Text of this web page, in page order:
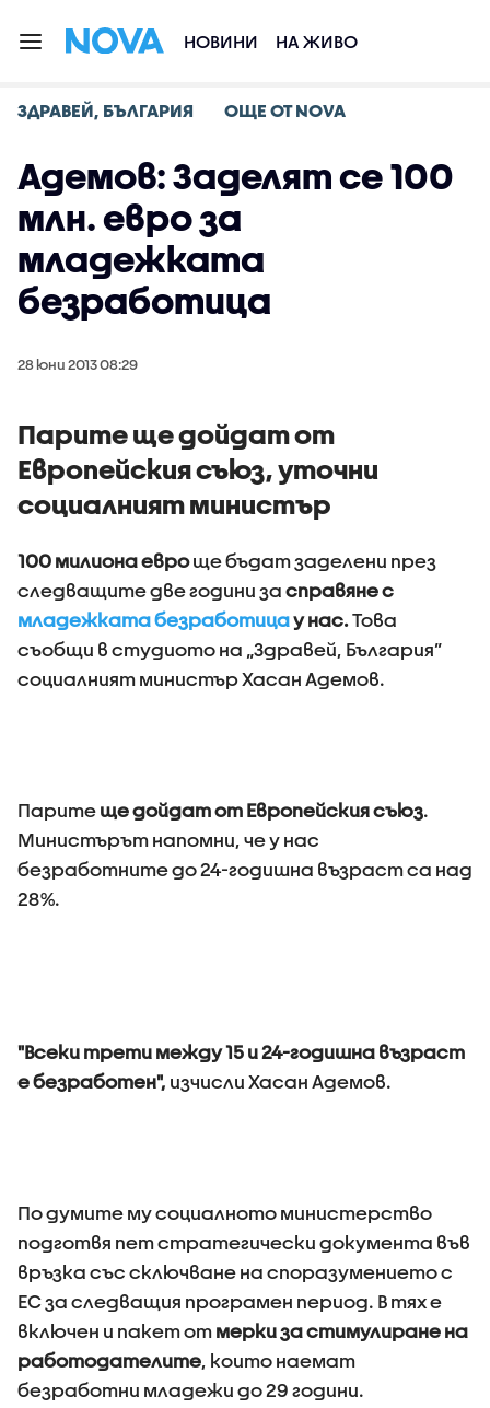
НОВИНИ НА ЖИВО
ЗДРАВЕЙ, БЪЛГАРИЯ ОЩЕ ОТ NOVA
Адемов: Заделят се 100
млн. евро за
младежката
безработица
28 юни 2013 08:29
Парите ще дойдат от
Европейския съюз, уточни
социалният министър
100 милиона евроще бъдат заделени през
следващите две години за справяне с
младежката безработицау нас.Това
съобщи в студиото на „Здравей, България”
социалният министър Хасан Адемов.
Парите ще дойдат от Европейския съюз.
Министърът напомни, че у нас
безработните до 24-годишна възраст са над
28%.
"Всеки трети между 15 и 24-годишна възраст
е безработен", изчисли Хасан Адемов.
По думите му социалното министерство
подготвя пет стратегически документа във
връзка със сключване на споразумението с
ЕС за следващия програмен период. В тях е
включен и пакет от мерки за стимулиране на
работодателите, които наемат
безработни младежи до 29 години.